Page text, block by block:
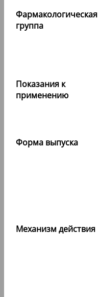
Фармакологическая
группа
Показания к
применению
Форма выпуска
Механизм действия